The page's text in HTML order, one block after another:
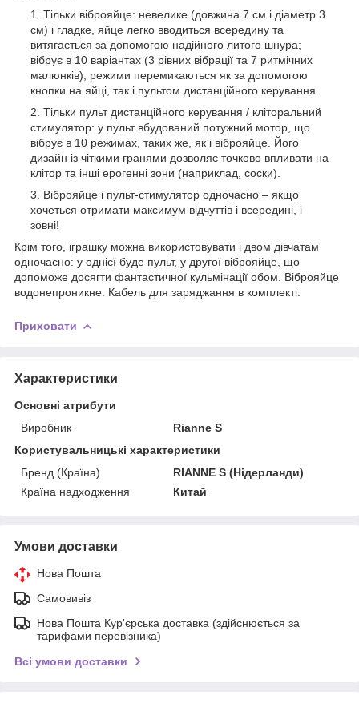
Тільки віброяйце: невелике (довжина 7 см і діаметр 3
см) і гладке, яйце легко вводиться всередину та
витягається за допомогою надійного литого шнура;
вібрує в 10 варіантах (3 рівних вібрації та 7 ритмічних
малюнків), режими перемикаються як за допомогою
кнопки на яйці, так і пультом дистанційного керування.
Тільки пульт дистанційного керування / кліторальний
стимулятор: у пульт вбудований потужний мотор, що
вібрує в 10 режимах, таких же, як і віброяйце. Його
дизайн із чіткими гранями дозволяє точково впливати на
клітор та інші ерогенні зони (наприклад, соски).
Віброяйце і пульт-стимулятор одночасно – якщо
хочеться отримати максимум відчуттів і всередині, і
зовні!
Крім того, іграшку можна використовувати і двом дівчатам
одночасно: у однієї буде пульт, у другої віброяйце, що
допоможе досягти фантастичної кульмінації обом. Віброяйце
водонепроникне. Кабель для заряджання в комплекті.
Приховати
Характеристики
Основні атрибути
Виробник
Rianne S
Користувальницькі характеристики
Бренд (Країна)
RIANNE S (Нідерланди)
Країна надходження
Китай
Умови доставки
Нова Пошта
Самовивіз
Нова Пошта Кур'єрська доставка (здійснюється за
тарифами перевізника)
Всі умови доставки